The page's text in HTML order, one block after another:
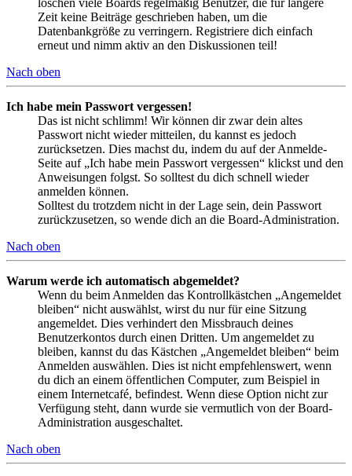
löschen viele Boards regelmäßig Benutzer, die für längere
Zeit keine Beiträge geschrieben haben, um die
Datenbankgröße zu verringern. Registriere dich einfach
erneut und nimm aktiv an den Diskussionen teil!
Nach oben
Ich habe mein Passwort vergessen!
Das ist nicht schlimm! Wir können dir zwar dein altes
Passwort nicht wieder mitteilen, du kannst es jedoch
zurücksetzen. Dies machst du, indem du auf der Anmelde-
Seite auf „Ich habe mein Passwort vergessen“ klickst und den
Anweisungen folgst. So solltest du dich schnell wieder
anmelden können.
Solltest du trotzdem nicht in der Lage sein, dein Passwort
zurückzusetzen, so wende dich an die Board-Administration.
Nach oben
Warum werde ich automatisch abgemeldet?
Wenn du beim Anmelden das Kontrollkästchen „Angemeldet
bleiben“ nicht auswählst, wirst du nur für eine Sitzung
angemeldet. Dies verhindert den Missbrauch deines
Benutzerkontos durch einen Dritten. Um angemeldet zu
bleiben, kannst du das Kästchen „Angemeldet bleiben“ beim
Anmelden auswählen. Dies ist nicht empfehlenswert, wenn
du dich an einem öffentlichen Computer, zum Beispiel in
einem Internetcafé, befindest. Wenn diese Option nicht zur
Verfügung steht, dann wurde sie vermutlich von der Board-
Administration ausgeschaltet.
Nach oben